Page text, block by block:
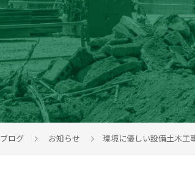
ブログ お知らせ 環境に優しい設備土木工